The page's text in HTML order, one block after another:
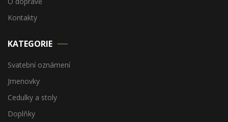
Kontakty
KATEGORIE
Svatební oznámení
Jmenovky
Cedulky a stoly
Doplňky